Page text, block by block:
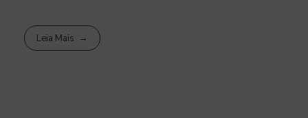
Leia Mais